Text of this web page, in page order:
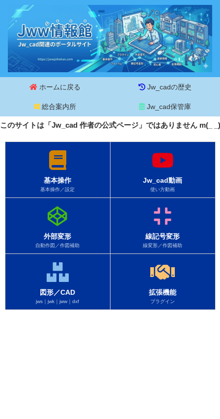
ホームに戻る Jw_cadの歴史
総合案内所 Jw_cad保管庫
このサイトは「Jw_cad 作者の公式ページ」ではありません
基本操作
基本操作／設定
Jw_cad動画
使い方動画
外部変形
自動作図／作図補助
線記号変形
線変形／作図補助
図形／CAD
jws｜jwk｜jww｜dxf
拡張機能
プラグイン